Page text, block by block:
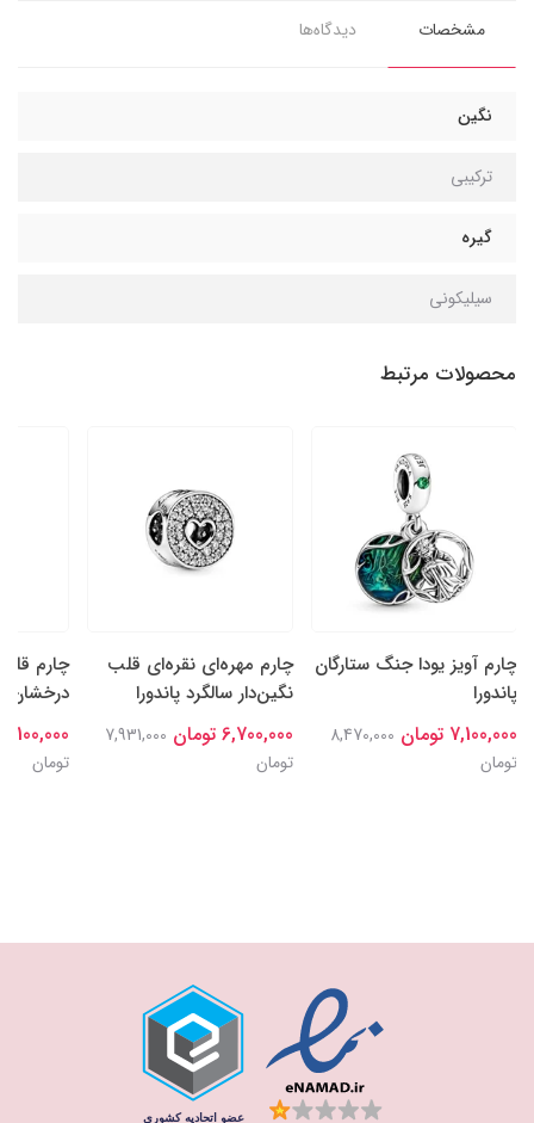
مشخصات دیدگاه‌ها
نگین
ترکیبی
گیره
سیلیکونی
محصولات مرتبط
چارم آویز یودا جنگ ستارگان
پاندورا
7,100,000 تومان
8,470,000
تومان
چارم مهره‌ای نقره‌ای قلب
نگین‌دار سالگرد پاندورا
6,700,000 تومان
7,931,000
تومان
چارم
درخشان
7,100,000 تومان
تومان